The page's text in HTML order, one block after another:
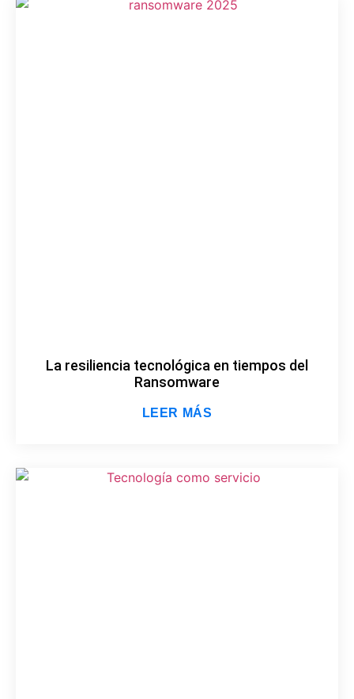
La resiliencia tecnológica en tiempos del
Ransomware
LEER MÁS